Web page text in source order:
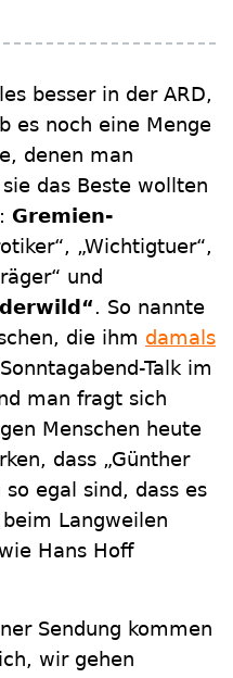
besser in der ARD,
es noch eine Menge
denen man
das Beste wollten
Gremien-
„Wichtigtuer“,
und
. So nannte
die ihm damals
Talk im
man fragt sich
Menschen heute
dass „Günther
egal sind, dass es
Langweilen
Hans Hoff
Sendung kommen
wir gehen